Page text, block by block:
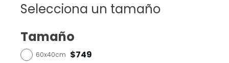
Selecciona un tamaño
Tamaño
60x40cm $749